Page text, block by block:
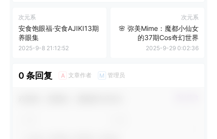
次元系
安食饱眼福·安食AJIKI13期
养眼集
2025-9-8 21:12:52
次元系
🌸 弥美Mime：魔都小仙女
的37期Cos奇幻世界
2025-9-29 0:02:36
0 条回复 A 文章作者 M 管理员